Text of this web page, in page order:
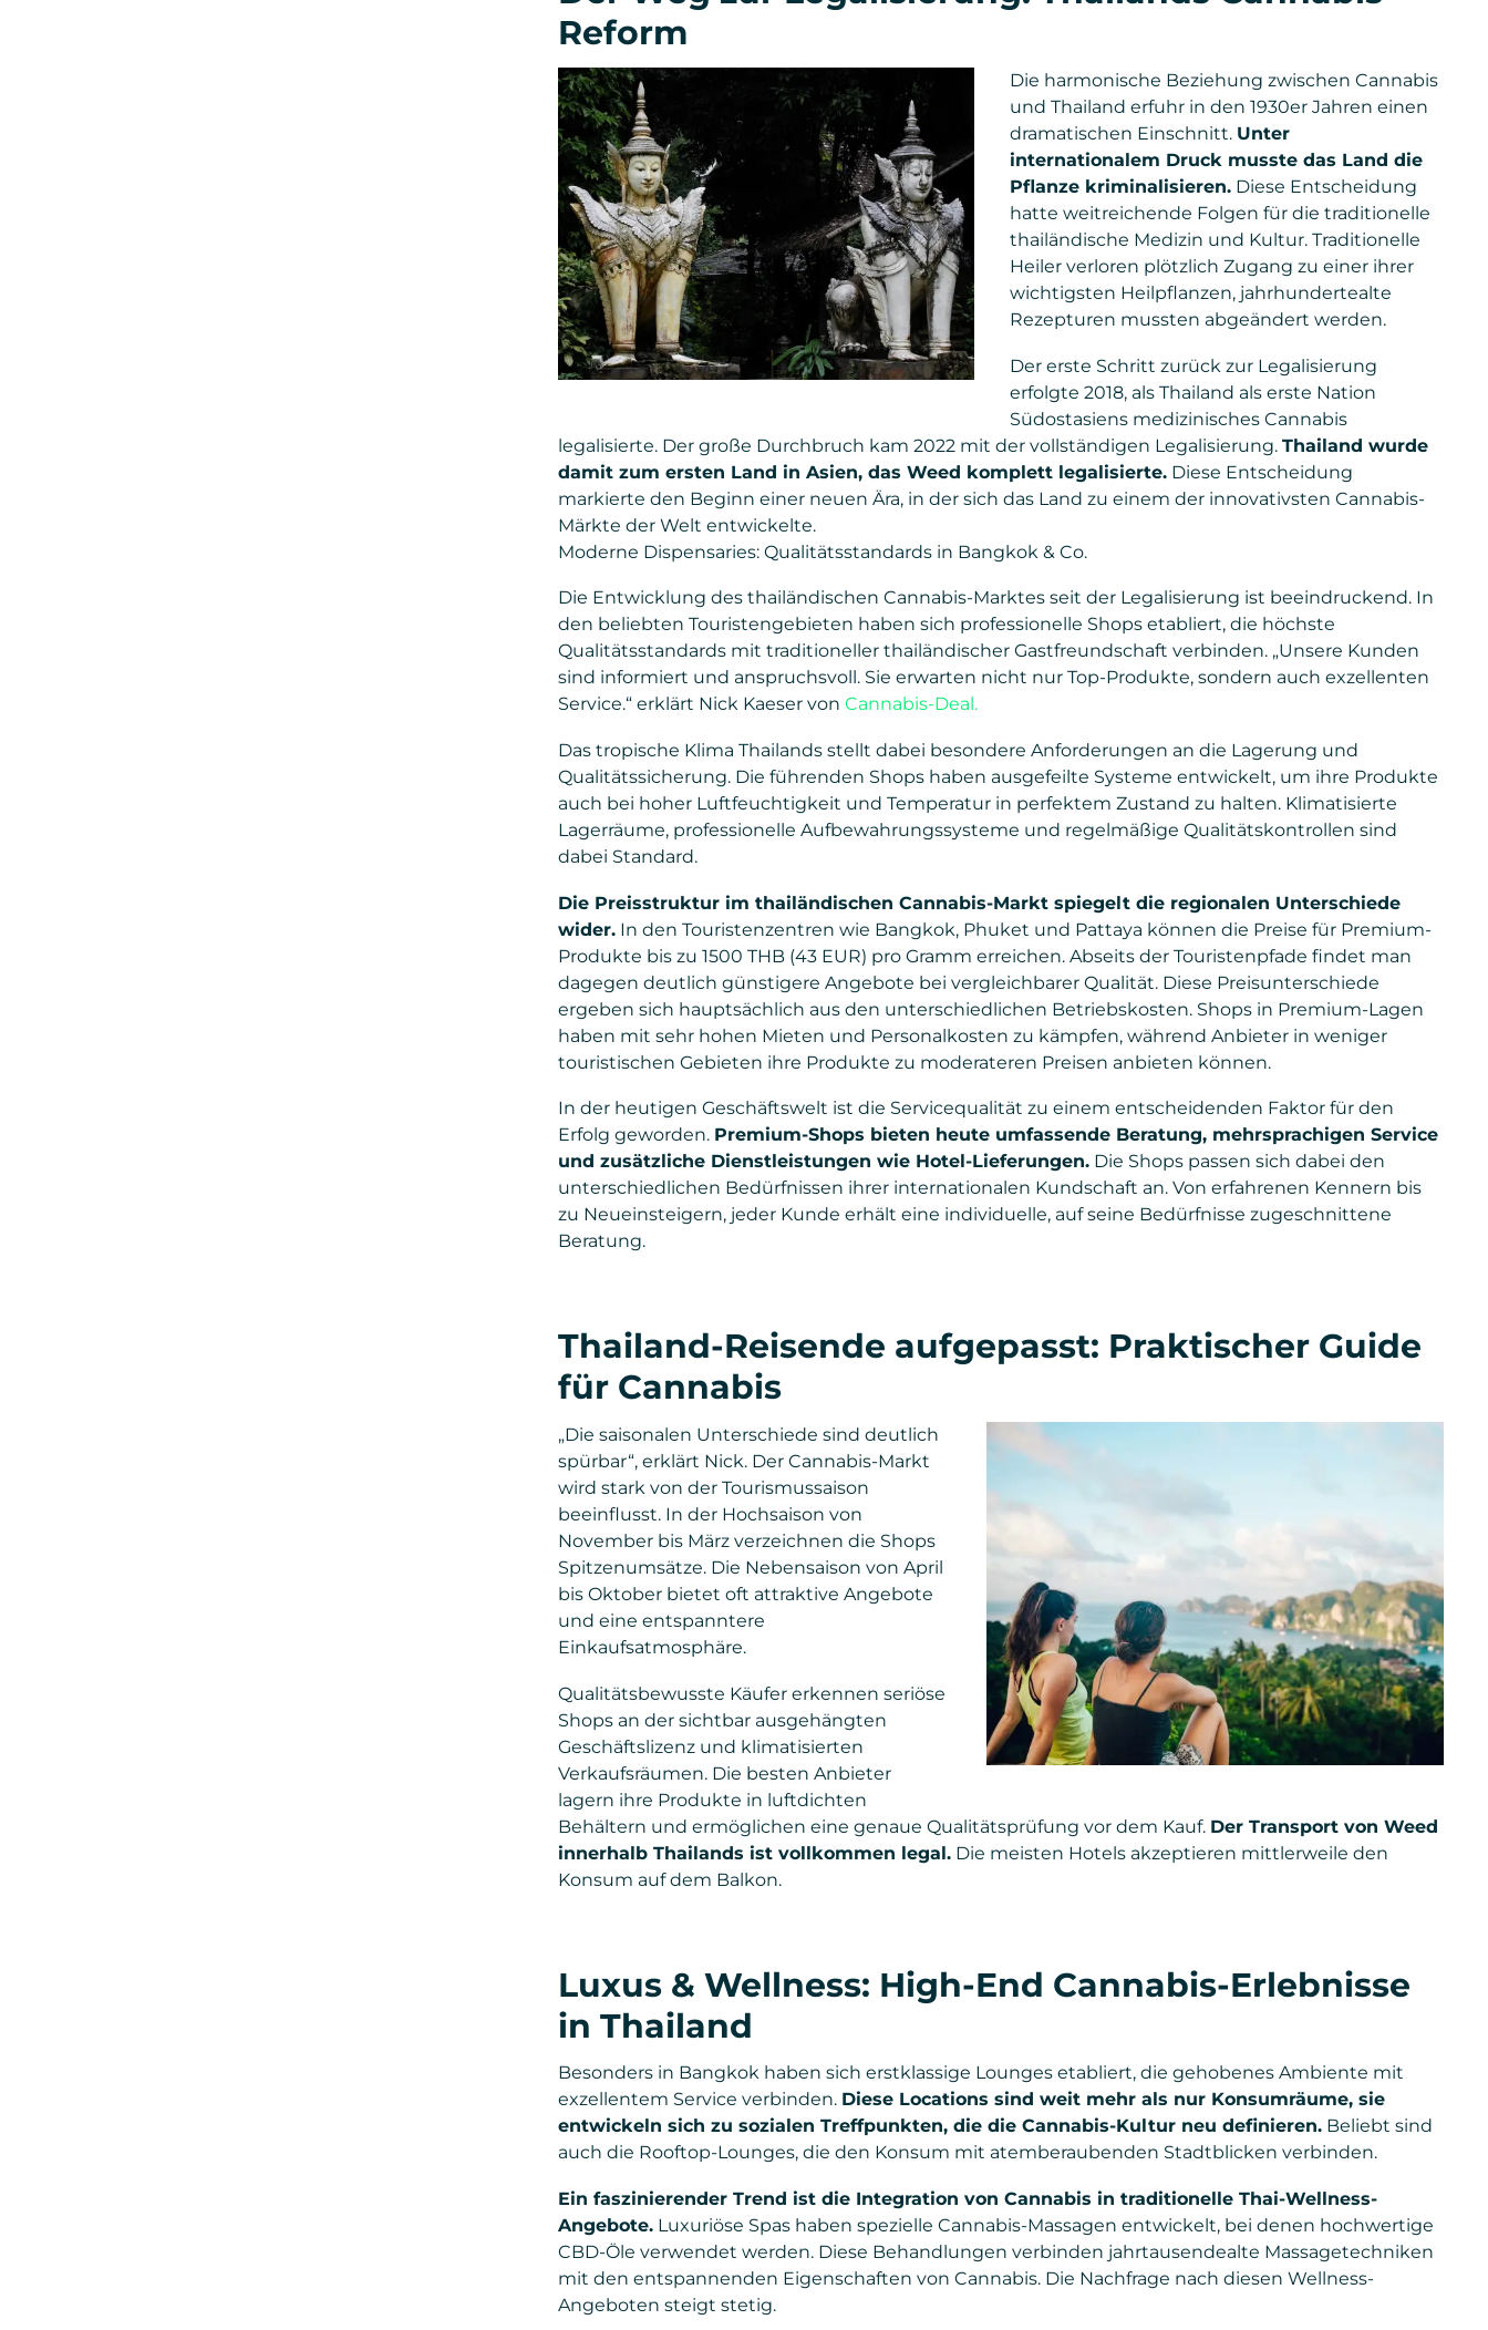
Reform
Die harmonische Beziehung zwischen Cannabis
und Thailand erfuhr in den 1930er Jahren einen
dramatischen Einschnitt. Unter
internationalem Druck musste das Land die
Pflanze kriminalisieren. Diese Entscheidung
hatte weitreichende Folgen für die traditionelle
thailändische Medizin und Kultur. Traditionelle
Heiler verloren plötzlich Zugang zu einer ihrer
wichtigsten Heilpflanzen, jahrhundertealte
Rezepturen mussten abgeändert werden.
Der erste Schritt zurück zur Legalisierung
erfolgte 2018, als Thailand als erste Nation
Südostasiens medizinisches Cannabis
legalisierte. Der große Durchbruch kam 2022 mit der vollständigen Legalisierung. Thailand wurde
damit zum ersten Land in Asien, das Weed komplett legalisierte. Diese Entscheidung
markierte den Beginn einer neuen Ära, in der sich das Land zu einem der innovativsten Cannabis-
Märkte der Welt entwickelte.
Moderne Dispensaries: Qualitätsstandards in Bangkok & Co.
Die Entwicklung des thailändischen Cannabis-Marktes seit der Legalisierung ist beeindruckend. In
den beliebten Touristengebieten haben sich professionelle Shops etabliert, die höchste
Qualitätsstandards mit traditioneller thailändischer Gastfreundschaft verbinden. „Unsere Kunden
sind informiert und anspruchsvoll. Sie erwarten nicht nur Top-Produkte, sondern auch exzellenten
Service.“ erklärt Nick Kaeser von Cannabis-Deal.
Das tropische Klima Thailands stellt dabei besondere Anforderungen an die Lagerung und
Qualitätssicherung. Die führenden Shops haben ausgefeilte Systeme entwickelt, um ihre Produkte
auch bei hoher Luftfeuchtigkeit und Temperatur in perfektem Zustand zu halten. Klimatisierte
Lagerräume, professionelle Aufbewahrungssysteme und regelmäßige Qualitätskontrollen sind
dabei Standard.
Die Preisstruktur im thailändischen Cannabis-Markt spiegelt die regionalen Unterschiede
wider. In den Touristenzentren wie Bangkok, Phuket und Pattaya können die Preise für Premium-
Produkte bis zu 1500 THB (43 EUR) pro Gramm erreichen. Abseits der Touristenpfade findet man
dagegen deutlich günstigere Angebote bei vergleichbarer Qualität. Diese Preisunterschiede
ergeben sich hauptsächlich aus den unterschiedlichen Betriebskosten. Shops in Premium-Lagen
haben mit sehr hohen Mieten und Personalkosten zu kämpfen, während Anbieter in weniger
touristischen Gebieten ihre Produkte zu moderateren Preisen anbieten können.
In der heutigen Geschäftswelt ist die Servicequalität zu einem entscheidenden Faktor für den
Erfolg geworden. Premium-Shops bieten heute umfassende Beratung, mehrsprachigen Service
und zusätzliche Dienstleistungen wie Hotel-Lieferungen. Die Shops passen sich dabei den
unterschiedlichen Bedürfnissen ihrer internationalen Kundschaft an. Von erfahrenen Kennern bis
zu Neueinsteigern, jeder Kunde erhält eine individuelle, auf seine Bedürfnisse zugeschnittene
Beratung.
Thailand-Reisende aufgepasst: Praktischer Guide
für Cannabis
„Die saisonalen Unterschiede sind deutlich
spürbar“, erklärt Nick. Der Cannabis-Markt
wird stark von der Tourismussaison
beeinflusst. In der Hochsaison von
November bis März verzeichnen die Shops
Spitzenumsätze. Die Nebensaison von April
bis Oktober bietet oft attraktive Angebote
und eine entspanntere
Einkaufsatmosphäre.
Qualitätsbewusste Käufer erkennen seriöse
Shops an der sichtbar ausgehängten
Geschäftslizenz und klimatisierten
Verkaufsräumen. Die besten Anbieter
lagern ihre Produkte in luftdichten
Behältern und ermöglichen eine genaue Qualitätsprüfung vor dem Kauf. Der Transport von Weed
innerhalb Thailands ist vollkommen legal. Die meisten Hotels akzeptieren mittlerweile den
Konsum auf dem Balkon.
Luxus & Wellness: High-End Cannabis-Erlebnisse
in Thailand
Besonders in Bangkok haben sich erstklassige Lounges etabliert, die gehobenes Ambiente mit
exzellentem Service verbinden. Diese Locations sind weit mehr als nur Konsumräume, sie
entwickeln sich zu sozialen Treffpunkten, die die Cannabis-Kultur neu definieren. Beliebt sind
auch die Rooftop-Lounges, die den Konsum mit atemberaubenden Stadtblicken verbinden.
Ein faszinierender Trend ist die Integration von Cannabis in traditionelle Thai-Wellness-
Angebote. Luxuriöse Spas haben spezielle Cannabis-Massagen entwickelt, bei denen hochwertige
CBD-Öle verwendet werden. Diese Behandlungen verbinden jahrtausendealte Massagetechniken
mit den entspannenden Eigenschaften von Cannabis. Die Nachfrage nach diesen Wellness-
Angeboten steigt stetig.